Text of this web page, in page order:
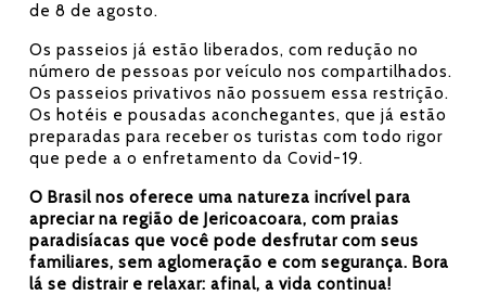
de 8 de agosto.
Os passeios já estão liberados, com redução no
número de pessoas por veículo nos compartilhados.
Os passeios privativos não possuem essa restrição.
Os hotéis e pousadas aconchegantes, que já estão
preparadas para receber os turistas com todo rigor
que pede a o enfretamento da Covid-19.
O Brasil nos oferece uma natureza incrível para
apreciar na região de Jericoacoara, com praias
paradisíacas que você pode desfrutar com seus
familiares, sem aglomeração e com segurança. Bora
lá se distrair e relaxar: afinal, a vida continua!